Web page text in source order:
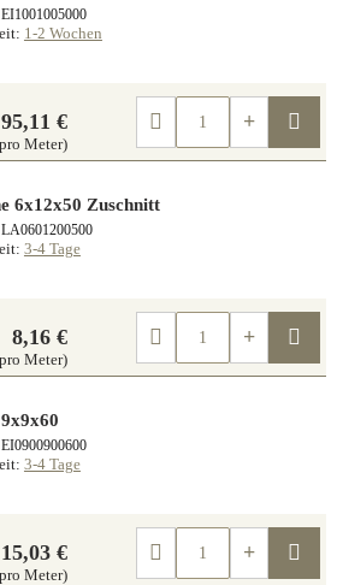
1-2 Wochen
95,11 €
Meter)
6x12x50 Zuschnitt
3-4 Tage
8,16 €
Meter)
3-4 Tage
15,03 €
Meter)